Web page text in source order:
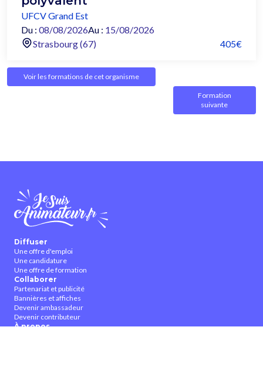
UFCV Grand Est
Du : 08/08/2026Au : 15/08/2026
Strasbourg (67)
405€
Voir les formations de cet organisme
Formation
suivante
Diffuser
Une offre d'emploi
Une candidature
Une offre de formation
Collaborer
Partenariat et publicité
Bannières et affiches
Devenir ambassadeur
Devenir contributeur
À propos